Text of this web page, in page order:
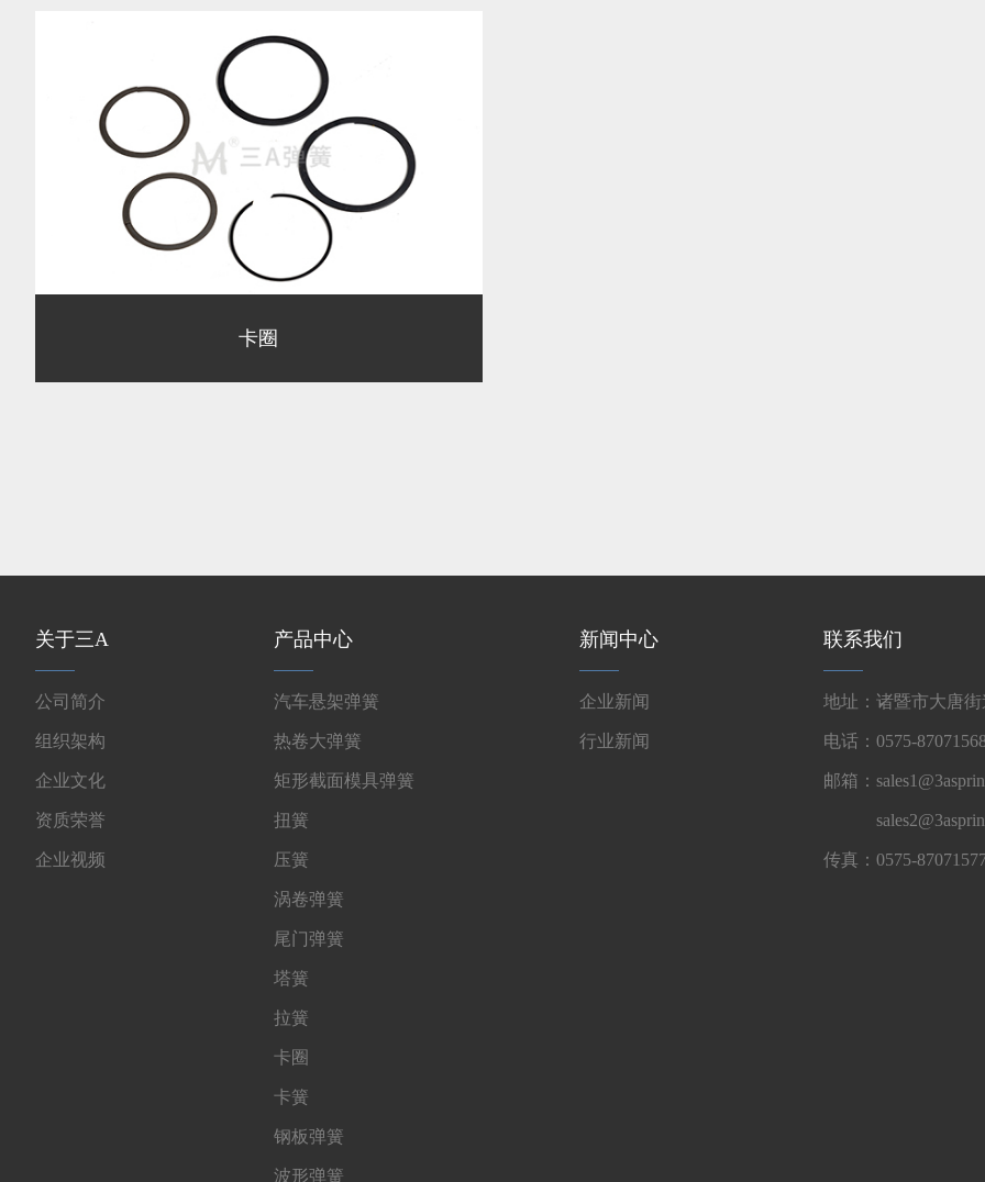
卡圈
关于三A
公司简介
组织架构
企业文化
资质荣誉
企业视频
产品中心
汽车悬架弹簧
热卷大弹簧
矩形截面模具弹簧
扭簧
压簧
涡卷弹簧
尾门弹簧
塔簧
拉簧
卡圈
卡簧
钢板弹簧
波形弹簧
新闻中心
企业新闻
行业新闻
联系我们
地址：诸暨市大唐
电话：0575-
邮箱：
传真：0575-